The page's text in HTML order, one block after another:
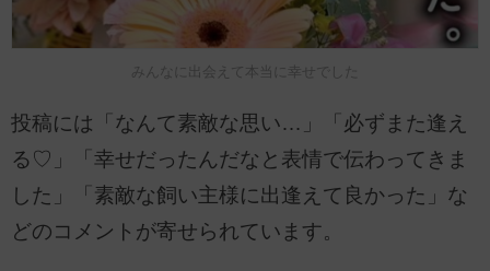
みんなに出会えて本当に幸せでした
投稿には「なんて素敵な思い…」「必ずまた逢え
る♡」「幸せだったんだなと表情で伝わってきま
した」「素敵な飼い主様に出逢えて良かった」な
どのコメントが寄せられています。